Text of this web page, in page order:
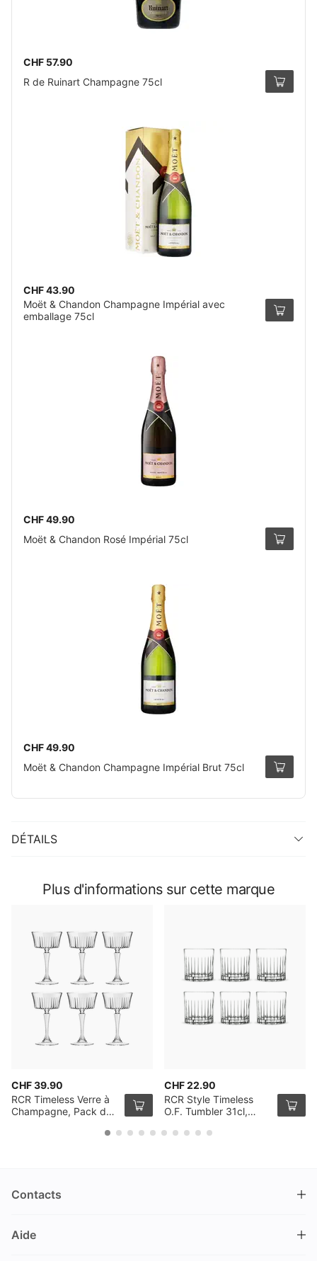
CHF 57.90
R de Ruinart Champagne 75cl
CHF 43.90
Moët & Chandon Champagne Impérial avec
emballage 75cl
CHF 49.90
Moët & Chandon Rosé Impérial 75cl
CHF 49.90
Moët & Chandon Champagne Impérial Brut 75cl
DÉTAILS
Plus d'informations sur cette marque
CHF 39.90
RCR Timeless Verre à
Champagne, Pack de
CHF 22.90
RCR Style Timeless
O.F. Tumbler 31cl,
Contacts
Nüschelerstrasse 35
Aide